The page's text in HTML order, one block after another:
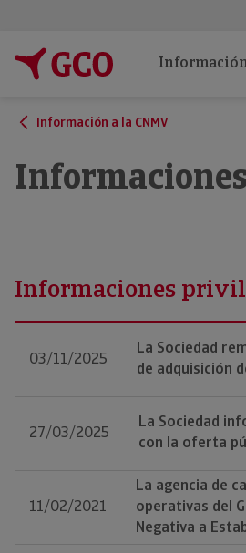
Información a la CNMV
Informaciones
03/11/2025
La Sociedad
de adquisición
27/03/2025
La Sociedad
con la oferta
11/02/2021
La agencia de
operativas del
Negativa a